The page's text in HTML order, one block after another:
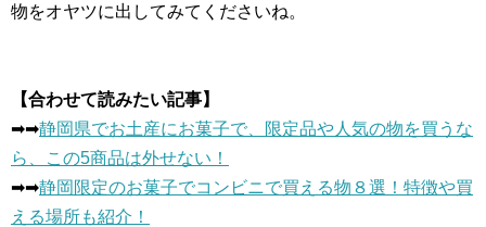
物をオヤツに出してみてくださいね。
【合わせて読みたい記事】
➡︎➡︎静岡県でお土産にお菓子で、限定品や人気の物を買うな
ら、この5商品は外せない！
➡︎➡︎静岡限定のお菓子でコンビニで買える物８選！特徴や買
える場所も紹介！